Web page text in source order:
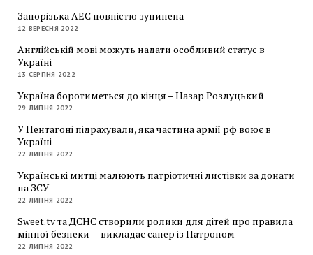
Запорізька АЕС повністю зупинена
12 ВЕРЕСНЯ 2022
Англійській мові можуть надати особливий статус в
Україні
13 СЕРПНЯ 2022
Україна боротиметься до кінця – Назар Розлуцький
29 ЛИПНЯ 2022
У Пентагоні підрахували, яка частина армії рф воює в
Україні
22 ЛИПНЯ 2022
Українські митці малюють патріотичні листівки за донати
на ЗСУ
22 ЛИПНЯ 2022
Sweet.tv та ДСНС створили ролики для дітей про правила
мінної безпеки — викладає сапер із Патроном
22 ЛИПНЯ 2022